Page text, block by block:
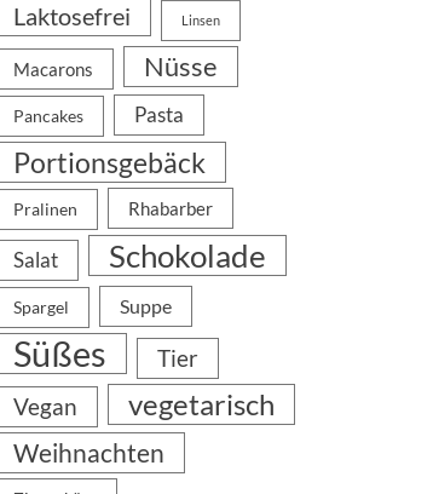
Laktosefrei Linsen
Macarons Nüsse
Pancakes Pasta
Portionsgebäck
Pralinen Rhabarber
Salat Schokolade
Spargel Suppe
Süßes
Tier
Vegan
vegetarisch
Weihnachten